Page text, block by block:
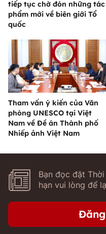
tiếp tục chờ đón những tác
phẩm mới về biên giới Tổ
quốc
Tham vấn ý kiến của Văn
phòng UNESCO tại Việt
Nam về Đề án Thành phố
Nhiếp ảnh Việt Nam
Bạn đọc đặt
hạn vui lòng để